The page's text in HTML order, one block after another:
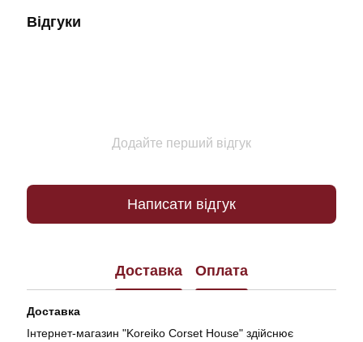
Відгуки
Додайте перший відгук
Написати відгук
Доставка Оплата
Доставка
Інтернет-магазин "Koreiko Corset House" здійснює